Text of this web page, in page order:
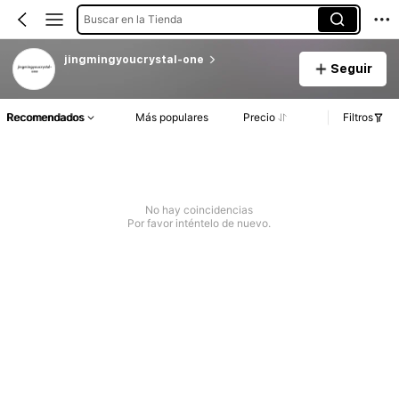
Buscar en la Tienda
jingmingyoucrystal-one
Seguir
Recomendados Más populares Precio Filtros
No hay coincidencias
Por favor inténtelo de nuevo.